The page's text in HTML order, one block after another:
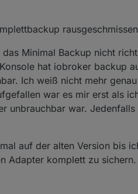
Minimal Backup nicht
hat iobroker backup
Ich weiß nicht mehr
war es mir erst als
unbrauchbar war.
auf der alten Version bis
Adapter komplett zu sichern.